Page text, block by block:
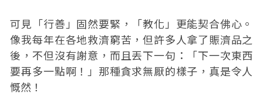
可見「行善」固然要緊，「教化」更能契合佛心。
像我每年在各地救濟窮苦，但許多人拿了賑濟品之
後，不但沒有謝意，而且丟下一句：「下一次東西
要再多一點啊！」那種貪求無厭的樣子，真是令人
慨然！